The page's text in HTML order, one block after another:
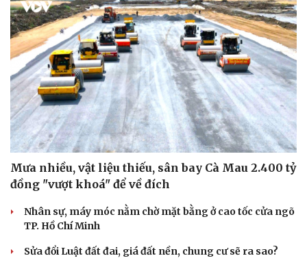
Mưa nhiều, vật liệu thiếu, sân bay Cà Mau 2.400 tỷ
đồng "vượt khoá" để về đích
Nhân sự, máy móc nằm chờ mặt bằng ở cao tốc cửa ngõ
TP. Hồ Chí Minh
Sửa đổi Luật đất đai, giá đất nền, chung cư sẽ ra sao?